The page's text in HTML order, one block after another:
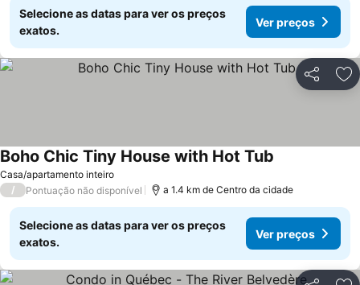
Selecione as datas para ver os preços
exatos.
Ver preços
Partilhar
Casa/apartamento inteiro
Boho Chic Tiny House with Hot Tub
/ Pontuação não disponível a 1.4 km de Centro da cidade
Selecione as datas para ver os preços
exatos.
Ver preços